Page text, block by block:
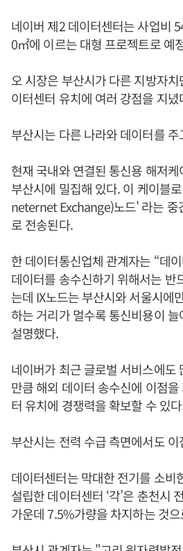
네이버 제2 데이터센터는 사업비
0㎡에 이르는 대형 프로젝트로 예
오 시장은 부산시가 다른 지방자
이터센터 유치에 여러 강점을 지
부산시는 다른 나라와 데이터를
현재 국내와 연결된 통신용 해저
부산시에 밀집해 있다. 이 케이블
neternet Exchange)노드' 라는 중
로 전송된다.
한 데이터통신업체 관계자는 “데
데이터를 송수신하기 위해서는 반
는데 IX노드는 부산시와 서울시에
하는 거리가 멀수록 통신비용이
설명했다.
네이버가 최근 글로벌 서비스에도
만큼 해외 데이터 송수신에 이점
터 유치에 경쟁력을 확보할 수 있
부산시는 전력 수급 측면에서도
데이터센터는 막대한 전기를 소비
설립한 데이터센터 ‘각’은 춘천시
가운데 7.5%가량을 차지하는 것